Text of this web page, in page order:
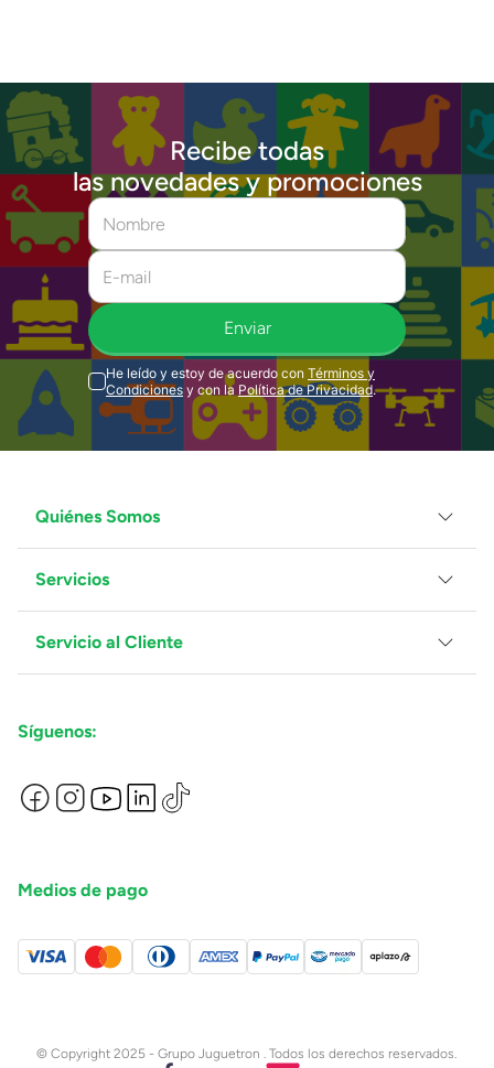
Recibe todas
las novedades y promociones
Enviar
He leído y estoy de acuerdo con Términos y
Condiciones y con la Política de Privacidad.
Quiénes Somos
Grupo Juguetron
Localiza tu tienda
Blog
Servicios
Facturación
Proveedores
Servicio al Cliente
Preguntas Frecuentes
Términos y Condiciones
Devoluciones de Compras en Línea
Síguenos:
Medios de pago
© Copyright 2025 - Grupo Juguetron . Todos los derechos reservados.